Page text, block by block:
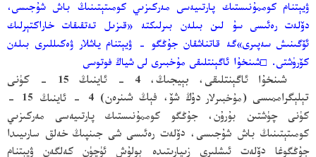
ۋيېتنام كوممۇنىستىك پارتىيەسى مەركىزىي كومىتېتىنىڭ باش شۇجىسى،
دۆلەت رەئىسى سۇ لىن بىلەن بىرلىكتە «قىزىل تەتقىقات خاراكتېرلىك
ئۆگىنىش سەپىرى»گە قاتناشقان جۇڭگو - ۋيېتنام ياشلار ۋەكىللىرى بىلەن
كۆرۈشتى. □شىنخۇا ئاگېنتلىقى مۇخبىرى لى شياڭ فوتوسى
شىنخۇا ئاگېنتلىقى، بېيجىڭ، 4 - ئاينىڭ 15 - كۈنى
تېلېگراممىسى (مۇخبىرلار دۇڭ شۆ، فېڭ شىنرەن
) 4 - ئاينىڭ 15 -
كۈنى چۈشتىن بۇرۇن، جۇڭگو كوممۇنىستىك پارتىيەسى مەركىزىي
كومىتېتىنىڭ باش شۇجىسى، دۆلەت رەئىسى شى جىنپىڭ خەلق سارىيىدا
جۇڭگوغا دۆلەت ئىشلىرى زىيارىتىدە بولۇش ئۈچۈن كەلگەن ۋيېتنام